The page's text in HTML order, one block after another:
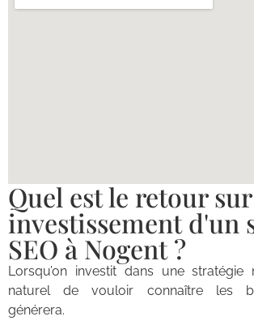
Quel est le retour sur
investissement d'un
SEO à Nogent ?
Lorsqu’on investit dans une stratégie
naturel de vouloir connaître les
générera.